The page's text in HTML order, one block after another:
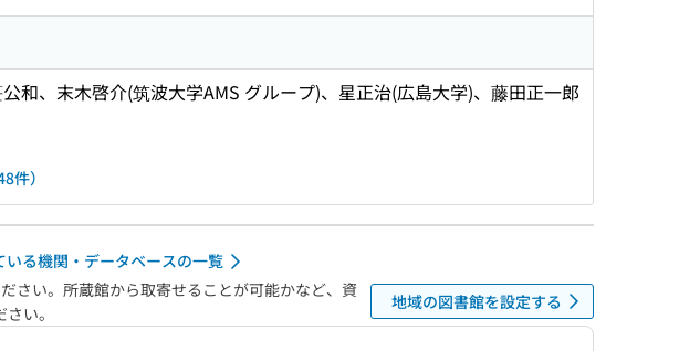
、末木啓介(筑波大学AMS グループ)、星正治(広島大学)、藤田正一郎
件）
いる機関・データベースの一覧
さい。所蔵館から取寄せることが可能かなど、資
い。
地域の図書館を設定する